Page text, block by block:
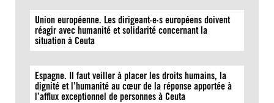
Union européenne. Les dirigeant·e·s européens doivent
réagir avec humanité et solidarité concernant la
situation à Ceuta
Espagne. Il faut veiller à placer les droits humains, la
dignité et l’humanité au cœur de la réponse apportée à
l’afflux exceptionnel de personnes à Ceuta